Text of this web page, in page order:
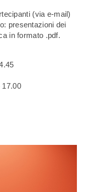
(via e-mail)
presentazioni dei
in formato .pdf.
17.00